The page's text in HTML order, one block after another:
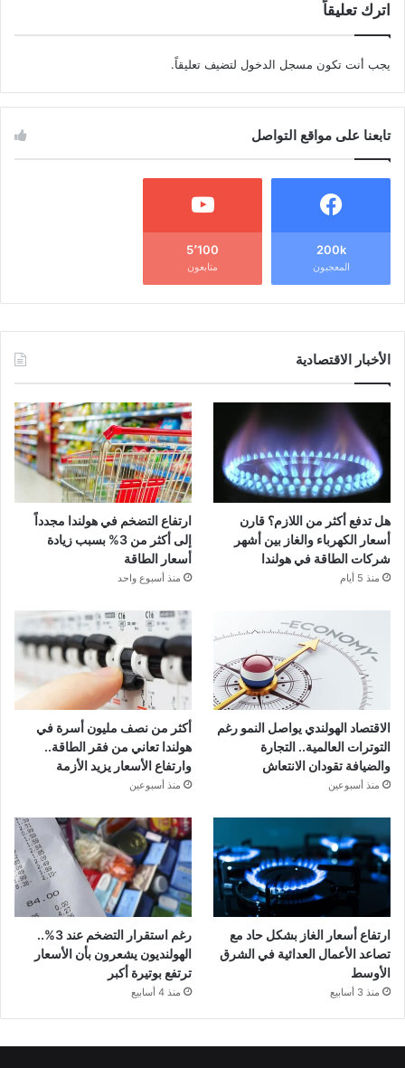
اترك تعليقاً
يجب أنت تكون مسجل الدخول لتضيف تعليقاً.
تابعنا على مواقع التواصل
200k
المعجبون
5٬100
متابعون
الأخبار الاقتصادية
هل تدفع أكثر من اللازم؟ قارن
أسعار الكهرباء والغاز بين أشهر
شركات الطاقة في هولندا
منذ 5 أيام
ارتفاع التضخم في هولندا مجدداً
إلى أكثر من 3% بسبب زيادة
أسعار الطاقة
منذ أسبوع واحد
الاقتصاد الهولندي يواصل النمو رغم
التوترات العالمية.. التجارة
والضيافة تقودان الانتعاش
منذ أسبوعين
أكثر من نصف مليون أسرة في
هولندا تعاني من فقر الطاقة..
وارتفاع الأسعار يزيد الأزمة
منذ أسبوعين
ارتفاع أسعار الغاز بشكل حاد مع
تصاعد الأعمال العدائية في الشرق
الأوسط
منذ 3 أسابيع
رغم استقرار التضخم عند 3%..
الهولنديون يشعرون بأن الأسعار
ترتفع بوتيرة أكبر
منذ 4 أسابيع